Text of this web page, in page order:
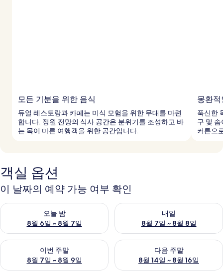
모든 기분을 위한 음식
듀얼 레스토랑과 카페는 미식 모험을 위한 무대를 마련
합니다. 정원 전망의 식사 공간은 분위기를 조성하고 바
는 목이 마른 여행객을 위한 공간입니다.
몽환
푹신한
구 및
커튼으
객실 옵션
이 날짜의 예약 가능 여부 확인
오늘 밤
8월 6일 ~ 8월 7일
오늘 밤 예약 가능 여부 확인, 8월 6일 ~ 8월 7일
내일
8월 7일 ~ 8월 8일
내일 예약 가능 여부 확인, 8월
이번 주말
8월 7일 ~ 8월 9일
이번 주말 예약 가능 여부 확인, 8월 7일 ~ 8월 9일
다음 주말
8월 14일 ~ 8월 16일
다음 주말 예약 가능 여부 확인,